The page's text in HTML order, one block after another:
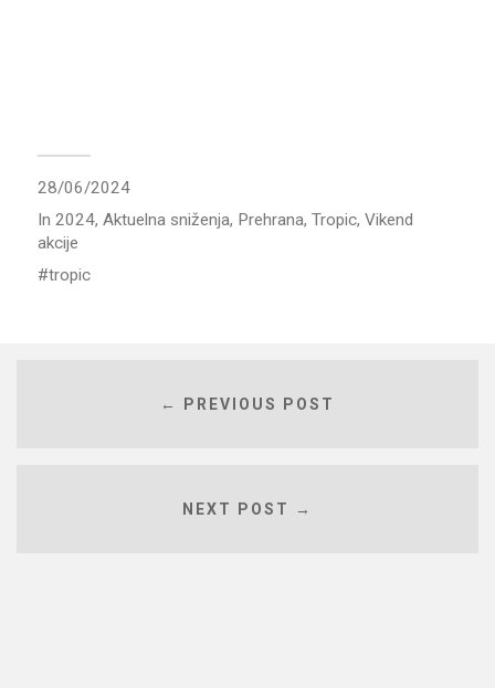
28/06/2024
In 2024, Aktuelna sniženja, Prehrana, Tropic, Vikend
akcije
tropic
← PREVIOUS POST
NEXT POST →